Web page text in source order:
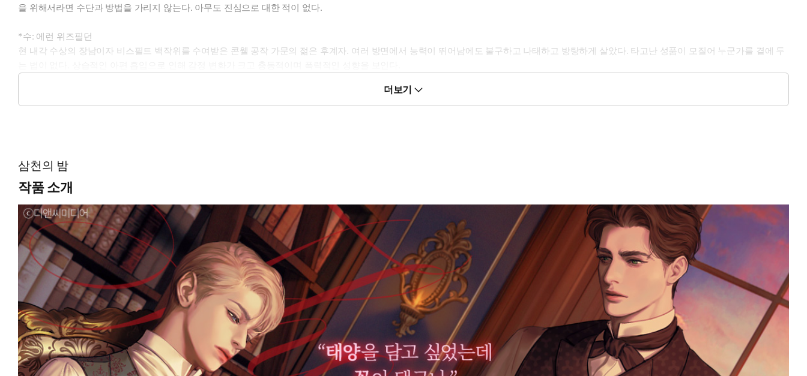
을 위해서라면 수단과 방법을 가리지 않는다. 아무도 진심으로 대한 적이 없다.
*수: 에런 위즈필던
현 내각 수상의 장남이자 비스필트 백작위를 수여받은 콘웰 공작 가문의 젊은 후계자. 여러 방면에서 능력이 뛰어남에도 불구하고 나태하고 방탕하게 살았다. 타고난 성품이 모질어 누군가를 곁에 두
*이럴 때 보세요: 귀족으로 살기 위해 태어난 듯한 오연한 수를 보고 싶을 때, 이용하고자 한 감정에 무릎 꿇고 마는 야망공을 보고 싶을 때.
“당신이 울지 못하니까.”
더보기
삼천의 밤
작품 소개